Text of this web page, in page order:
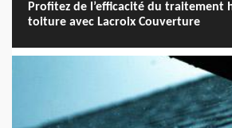
Profitez de l’efficacité du traitement
toiture avec Lacroix Couverture